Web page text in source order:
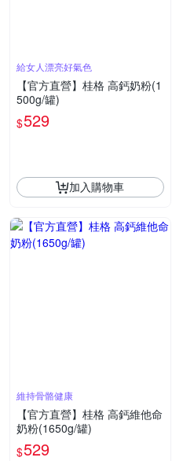
給女人漂亮好氣色
【官方直營】桂格 高鈣奶粉(1
500g/罐)
$529
加入購物車
維持骨骼健康
【官方直營】桂格 高鈣維他命
奶粉(1650g/罐)
$529